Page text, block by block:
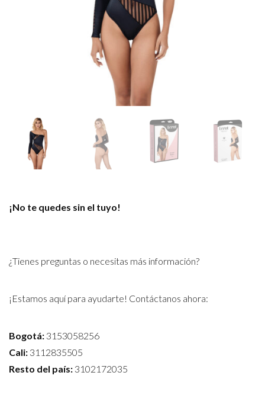
¡No te quedes sin el tuyo!
¿Tienes preguntas o necesitas más información?
¡Estamos aquí para ayudarte! Contáctanos ahora:
Bogotá: 3153058256
Cali: 3112835505
Resto del país: 3102172035